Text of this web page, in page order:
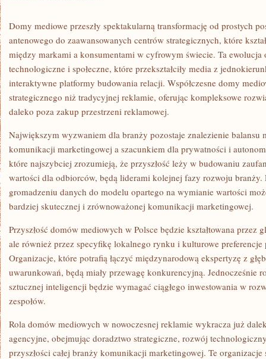
Domy mediowe przeszły spektakularną transformację od prostych
antenowego do zaawansowanych centrów strategicznych, które
między markami a konsumentami w cyfrowym świecie. Ta ewolucja
technologiczne i społeczne, które przekształciły media z
interaktywne platformy budowania relacji. Współczesne domy
strategicznego niż tradycyjnej reklamie, oferując kompleksowe
daleko poza zakup przestrzeni reklamowej.
Największym wyzwaniem dla branży pozostaje znalezienie balansu
komunikacji marketingowej a szacunkiem dla prywatności i
które najszybciej zrozumieją, że przyszłość leży w budowaniu
wartości dla odbiorców, będą liderami kolejnej fazy rozwoju branży.
gromadzeniu danych do modelu opartego na wymianie wartości
bardziej skutecznej i zrównoważonej komunikacji marketingowej.
Przyszłość domów mediowych w Polsce będzie kształtowana przez
ale również przez specyfikę lokalnego rynku i kulturowe
Organizacje, które potrafią łączyć międzynarodową ekspertyzę z
uwarunkowań, będą miały przewagę konkurencyjną. Jednocześnie
sztucznej inteligencji będzie wymagać ciągłego inwestowania w
zespołów.
Rola domów mediowych w nowoczesnej reklamie wykracza już
agencyjne, obejmując doradztwo strategiczne, rozwój
przyszłości całej branży komunikacji marketingowej. Te